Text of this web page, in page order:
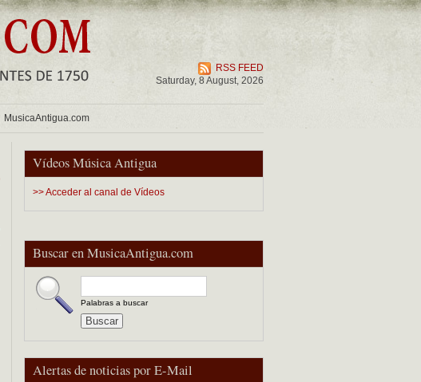
RSS FEED
Saturday, 8 August, 2026
MusicaAntigua.com
Vídeos Música Antigua
>> Acceder al canal de Vídeos
Buscar en MusicaAntigua.com
Palabras a buscar
Alertas de noticias por E-Mail